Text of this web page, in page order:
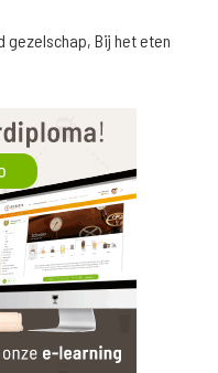
gezelschap, Bij het eten